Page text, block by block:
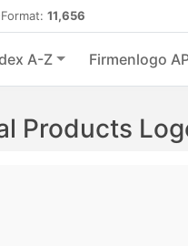
11,656
A-Z Firmenlogo
Products